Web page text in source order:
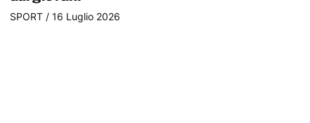
SPORT / 16 Luglio 2026